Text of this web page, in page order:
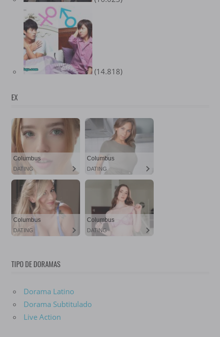
(14.818)
EX
TIPO DE DORAMAS
Dorama Latino
Dorama Subtitulado
Live Action